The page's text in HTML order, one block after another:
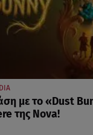
με το «Dust
της Nova!